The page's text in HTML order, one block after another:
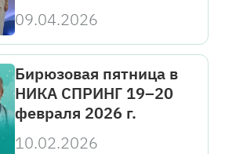
международным
участием
09.04.2026
Бирюзовая пятница в
НИКА СПРИНГ 19–20
февраля 2026 г.
10.02.2026